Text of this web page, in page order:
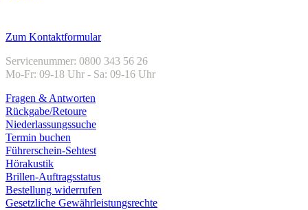
Zum Kontaktformular
Servicenummer: 0800 343 56 26
Mo-Fr: 09-18 Uhr - Sa: 09-16 Uhr
Fragen & Antworten
Rückgabe/Retoure
Niederlassungssuche
Termin buchen
Führerschein-Sehtest
Hörakustik
Brillen-Auftragsstatus
Bestellung widerrufen
Gesetzliche Gewährleistungsrechte